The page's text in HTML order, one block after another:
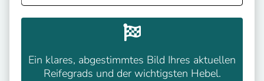
Ein klares, abgestimmtes Bild Ihres aktuellen
Reifegrads und der wichtigsten Hebel.